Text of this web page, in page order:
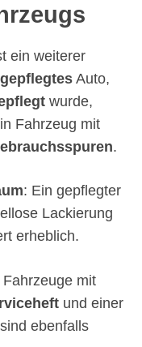
ein weiterer
Auto,
wurde,
Fahrzeug mit
.
: Ein gepflegter
Lackierung
erheblich.
Fahrzeuge mit
und einer
sind ebenfalls